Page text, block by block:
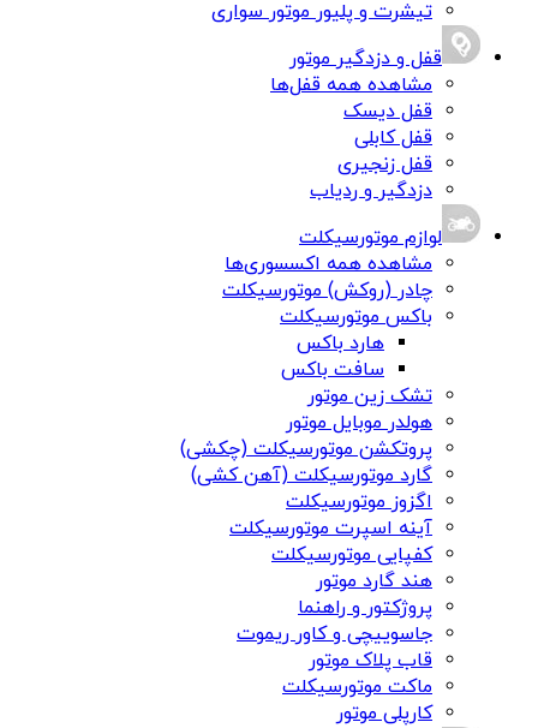
تیشرت و پلیور موتور سواری
قفل و دزدگیر موتور
مشاهده همه قفل‌ها
قفل دیسک
قفل کابلی
قفل زنجیری
دزدگیر و ردیاب
لوازم موتورسیکلت
مشاهده همه اکسسوری‌ها
چادر (روکش) موتورسیکلت
باکس موتورسیکلت
هارد باکس
سافت باکس
تشک زین موتور
هولدر موبایل موتور
پروتکشن موتورسیکلت (چکشی)
گارد موتورسیکلت (آهن کشی)
اگزوز موتورسیکلت
آینه اسپرت موتورسیکلت
کفپایی موتورسیکلت
هند گارد موتور
پروژکتور و راهنما
جاسوییچی و کاور ریموت
قاب پلاک موتور
ماکت موتورسیکلت
کارپلی موتور